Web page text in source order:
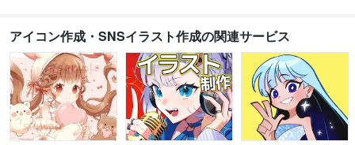
アイコン作成・SNSイラスト作成の関連サービス